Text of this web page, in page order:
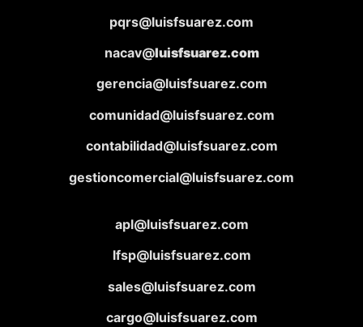
pqrs@luisfsuarez.com
nacav@luisfsuarez.com
gerencia@luisfsuarez.com
comunidad@luisfsuarez.com
contabilidad@luisfsuarez.com
gestioncomercial@luisfsuarez.com
apl@luisfsuarez.com
lfsp@luisfsuarez.com
sales@luisfsuarez.com
cargo@luisfsuarez.com